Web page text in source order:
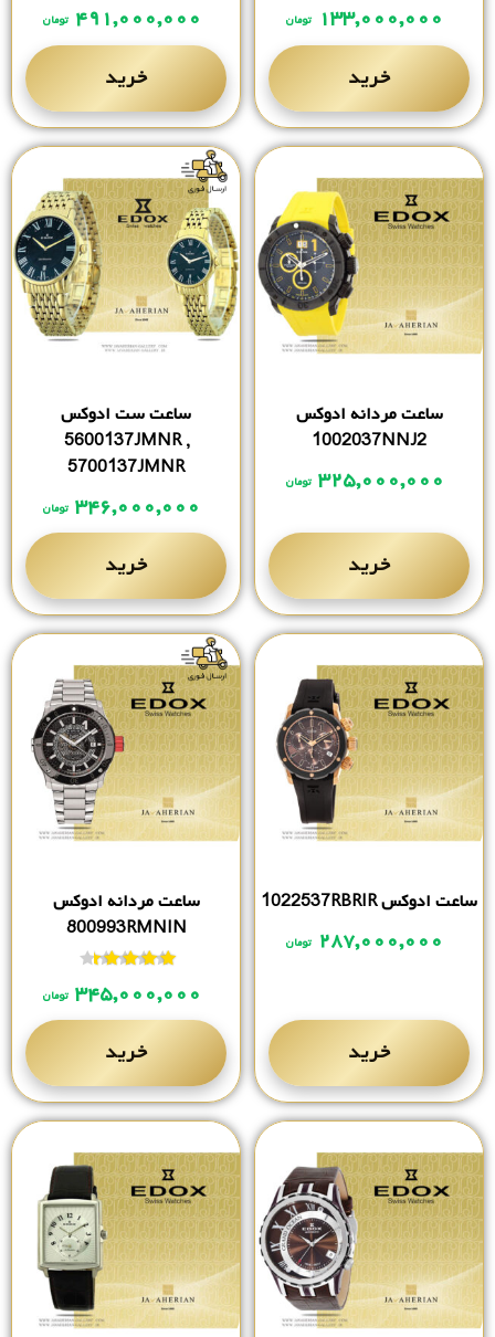
۱۳۳,۰۰۰,۰۰۰ تومان
خرید
۴۹۱,۰۰۰,۰۰۰ تومان
خرید
ساعت مردانه ادوکس
1002037NNJ2
۳۲۵,۰۰۰,۰۰۰ تومان
خرید
ساعت ست ادوکس
5600137JMNR ,
5700137JMNR
۳۴۶,۰۰۰,۰۰۰ تومان
خرید
ساعت ادوکس 1022537RBRIR
۲۸۷,۰۰۰,۰۰۰ تومان
خرید
ساعت مردانه ادوکس
800993RMNIN
۳۴۵,۰۰۰,۰۰۰ تومان
خرید